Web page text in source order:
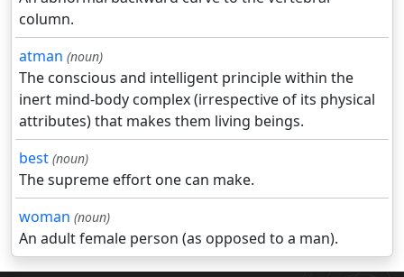
column.
atman (noun)
The conscious and intelligent principle within the
inert mind-body complex (irrespective of its physical
attributes) that makes them living beings.
best (noun)
The supreme effort one can make.
woman (noun)
An adult female person (as opposed to a man).